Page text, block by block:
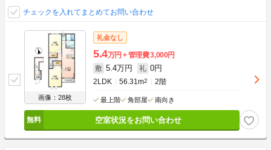
チェックを入れてまとめてお問い合わせ
画像：28枚
礼金なし
5.4万円 管理費3,000円
敷 5.4万円 礼 0円
2LDK 56.31m2 2階
最上階 角部屋 南向き
空室状況をお問い合わせ